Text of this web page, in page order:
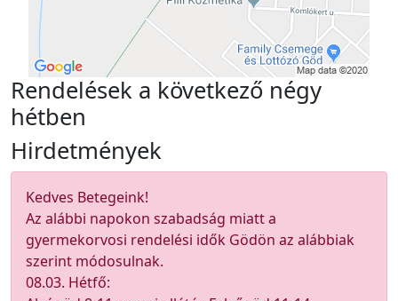
Rendelések a következő négy
hétben
Hirdetmények
Kedves Betegeink!
Az alábbi napokon szabadság miatt a
gyermekorvosi rendelési idők Gödön az alábbiak
szerint módosulnak.
08.03. Hétfő: